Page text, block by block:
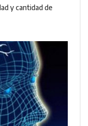
y cantidad de